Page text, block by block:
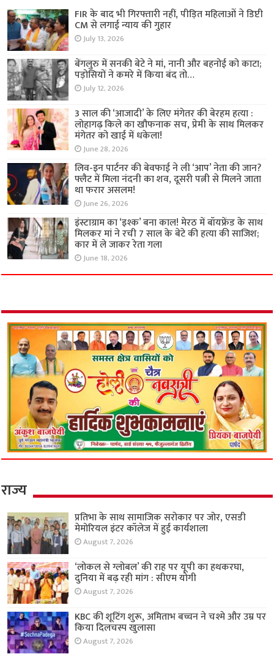
FIR के बाद भी गिरफ्तारी नहीं, पीड़ित महिलाओं ने डिप्टी
CM से लगाई न्याय की गुहार
July 13, 2026
बेंगलुरु में सनकी बेटे ने मां, नानी और बहनोई को काटा;
पड़ोसियों ने कमरे में किया बंद तो…
July 12, 2026
3 साल की ‘आजादी’ के लिए मंगेतर की बेरहम हत्या :
लोहागढ़ किले का खौफनाक सच, प्रेमी के साथ मिलकर
मंगेतर को खाई में धकेला!
June 28, 2026
लिव-इन पार्टनर की बेवफाई ने ली ‘आप’ नेता की जान?
फ्लैट में मिला नंदनी का शव, दूसरी पत्नी से मिलने जाता
था फरार असलम!
June 26, 2026
इंस्टाग्राम का ‘इश्क’ बना काल! मेरठ में बॉयफ्रेंड के साथ
मिलकर मां ने रची 7 साल के बेटे की हत्या की साजिश;
कार में ले जाकर रेता गला
June 18, 2026
राज्य
प्रतिभा के साथ सामाजिक सरोकार पर जोर, एसडी
मेमोरियल इंटर कॉलेज में हुई कार्यशाला
August 7, 2026
‘लोकल से ग्लोबल’ की राह पर यूपी का हथकरघा,
दुनिया में बढ़ रही मांग : सीएम योगी
August 7, 2026
KBC की शूटिंग शुरू, अमिताभ बच्चन ने चश्मे और उम्र पर
किया दिलचस्प खुलासा
August 7, 2026